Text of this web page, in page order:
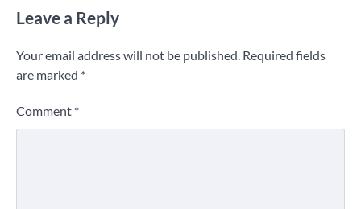
Leave a Reply
Your email address will not be published. Required fields
are marked *
Comment *